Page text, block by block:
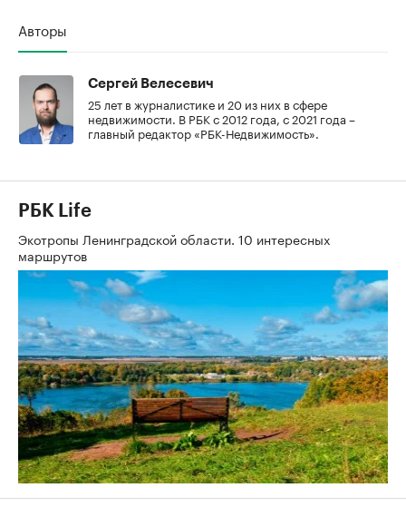
Авторы
Сергей Велесевич
25 лет в журналистике и 20 из них в сфере
недвижимости. В РБК с 2012 года, с 2021 года –
главный редактор «РБК-Недвижимость».
РБК Life
Экотропы Ленинградской области. 10 интересных
маршрутов